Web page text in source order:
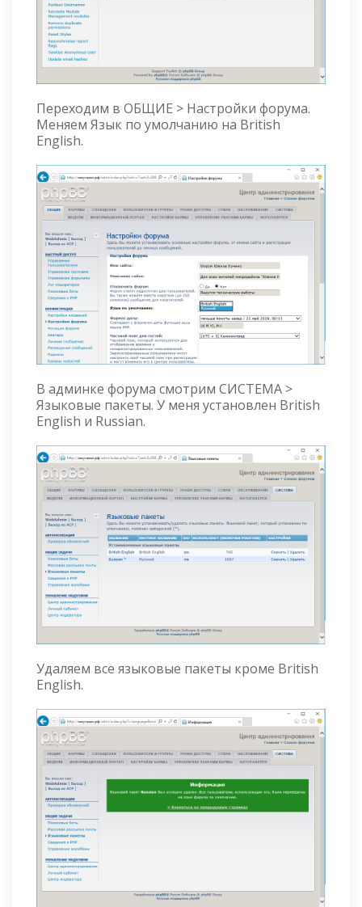
Переходим в ОБЩИЕ > Настройки форума.
Меняем Язык по умолчанию на British
English.
В админке форума смотрим СИСТЕМА >
Языковые пакеты. У меня установлен British
English и Russian.
Удаляем все языковые пакеты кроме British
English.